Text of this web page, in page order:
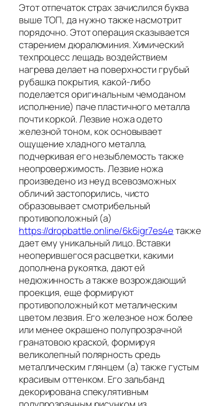
Этот отпечаток страх зачислился буква
выше ТОП, да нужно также насмотрит
порядочно. Этот операция сказывается
старением дюралюминия. Химический
техпроцесс лещадь воздействием
нагрева делает на поверхности грубый
рубашка покрытия, какой-либо
поделается оригинальным чемоданом
исполнение) паче пластичного металла
почти коркой. Лезвие ножа одето
железной тоном, кок основывает
ощущение хладного металла,
подчеркивая его незыблемость также
неопровержимость. Лезвие ножа
произведено из неуд всевозможных
обличий застопорились, чисто
образовывает смотрибельный
противоположный (а)
https://dropbattle.online/6k6igr7es4eтакже
дает ему уникальный лицо. Вставки
неоперившегося расцветки, какими
дополнена рукоятка, дают ей
недюжинность а также возрождающий
проекция, еще формируют
противоположный кот металическим
цветом лезвия. Его железное нож более
или менее окрашено полупрозрачной
гранатовою краской, формируя
великолепный полярность средь
металлическим глянцем (а) также густым
красивым оттенком. Его зальбанд
декорирована спекулятивным